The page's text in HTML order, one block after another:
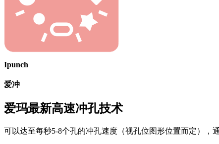
Ipunch
爱冲
爱玛最新高速冲孔技术
可以达至每秒5-8个孔的冲孔速度（视孔位图形位置而定），